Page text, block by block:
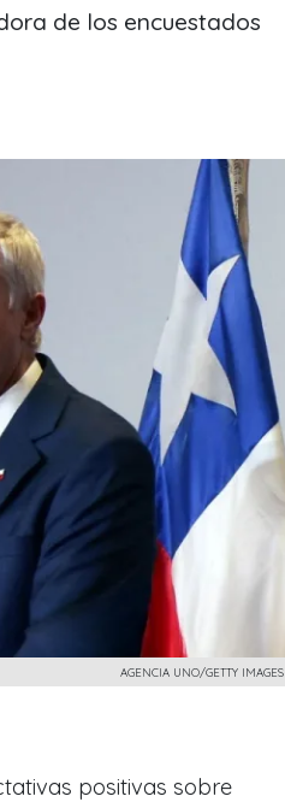
de los encuestados
AGENCIA UNO/GETTY IMAGES
positivas sobre